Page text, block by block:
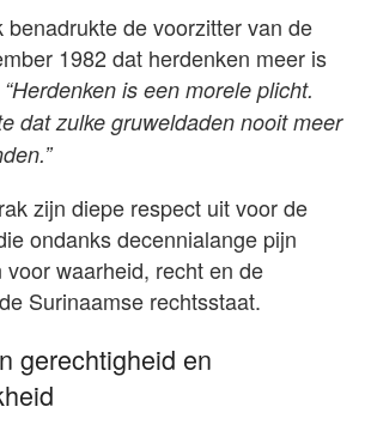
benadrukte de voorzitter van de
1982 dat herdenken meer is
“Herdenken is een morele plicht.
dat zulke gruweldaden nooit meer
zijn diepe respect uit voor de
ondanks decennialange pijn
voor waarheid, recht en de
Surinaamse rechtsstaat.
gerechtigheid en